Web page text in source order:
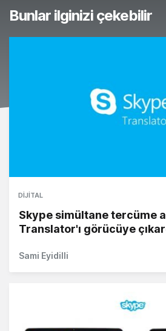
Bunlar ilginizi çekebilir
DIJITAL
Skype simültane tercüme
Translator'ı görücüye
Sami Eyidilli